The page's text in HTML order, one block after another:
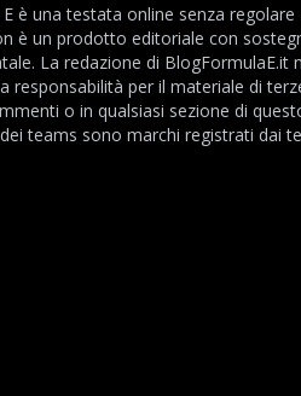
è una testata online senza regolare
è un prodotto editoriale con
La redazione di BlogFormulaE.it
responsabilità per il materiale di
o in qualsiasi sezione di
teams sono marchi registrati dai